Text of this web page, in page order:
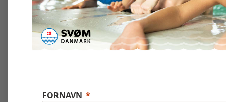
FORNAVN